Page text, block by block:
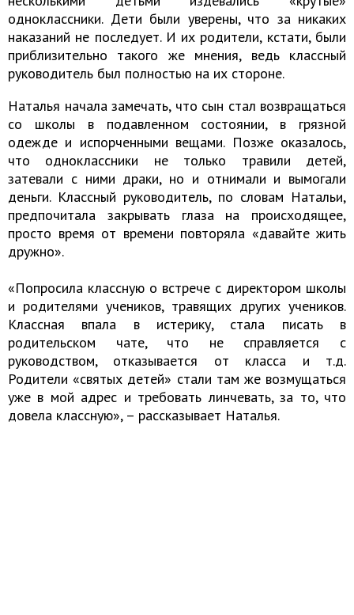
одноклассники. Дети были уверены, что за никаких
наказаний не последует. И их родители, кстати, были
приблизительно такого же мнения, ведь классный
руководитель был полностью на их стороне.
Наталья начала замечать, что сын стал возвращаться
со школы в подавленном состоянии, в грязной
одежде и испорченными вещами. Позже оказалось,
что одноклассники не только травили детей,
затевали с ними драки, но и отнимали и вымогали
деньги. Классный руководитель, по словам Натальи,
предпочитала закрывать глаза на происходящее,
просто время от времени повторяла «давайте жить
дружно».
«Попросила классную о встрече с директором школы
и родителями учеников, травящих других учеников.
Классная впала в истерику, стала писать в
родительском чате, что не справляется с
руководством, отказывается от класса и т.д.
Родители «святых детей» стали там же возмущаться
уже в мой адрес и требовать линчевать, за то, что
довела классную», – рассказывает Наталья.